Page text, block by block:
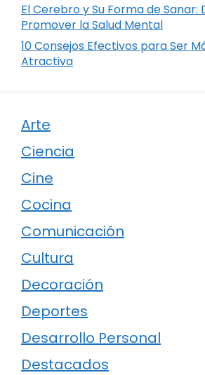
El Cerebro y Su Forma de
Promover la Salud Mental
10 Consejos Efectivos para Ser
Atractiva
Arte
Ciencia
Cine
Cocina
Comunicación
Cultura
Decoración
Deportes
Desarrollo Personal
Destacados